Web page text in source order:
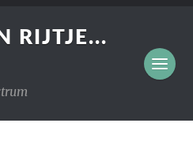
RIJTJE...